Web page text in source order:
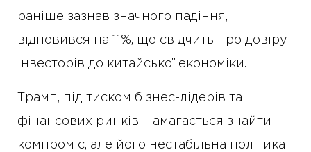
раніше зазнав значного падіння,
відновився на 11%, що свідчить про довіру
інвесторів до китайської економіки.
Трамп, під тиском бізнес-лідерів та
фінансових ринків, намагається знайти
компроміс, але його нестабільна політика